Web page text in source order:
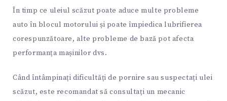
În timp ce uleiul scăzut poate aduce multe probleme
auto în blocul motorului și poate împiedica lubrifierea
corespunzătoare, alte probleme de bază pot afecta
performanța mașinilor dvs.
Când întâmpinați dificultăți de pornire sau suspectați ulei
scăzut, este recomandat să consultați un mecanic